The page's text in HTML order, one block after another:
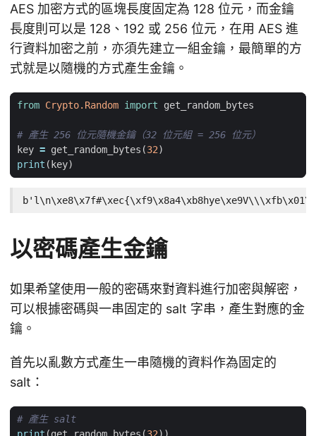
AES 加密方式的區塊長度固定為 128 位元，而金鑰
長度則可以是 128、192 或 256 位元，在用 AES 進
行資料加密之前，亦須先建立一組金鑰，最簡單的方
式就是以隨機的方式產生金鑰。
from Crypto.Random import get_random_bytes
# 產生 256 位元隨機金鑰（32 位元組 = 256 位元）
key = get_random_bytes (32)
print ( key)
以密碼產生金鑰
如果希望使用一般的密碼來對資料進行加密與解密，
可以根據密碼與一串固定的 salt 字串，產生對應的金
鑰。
首先以亂數方式產生一串隨機的資料作為固定的
salt：
# 產生 salt